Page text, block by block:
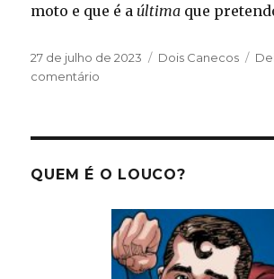
moto e que é a última que
Publicado
em
27 de julho de 2023 Categorias
Dois Canecos
comentário
QUEM É O LOUCO?